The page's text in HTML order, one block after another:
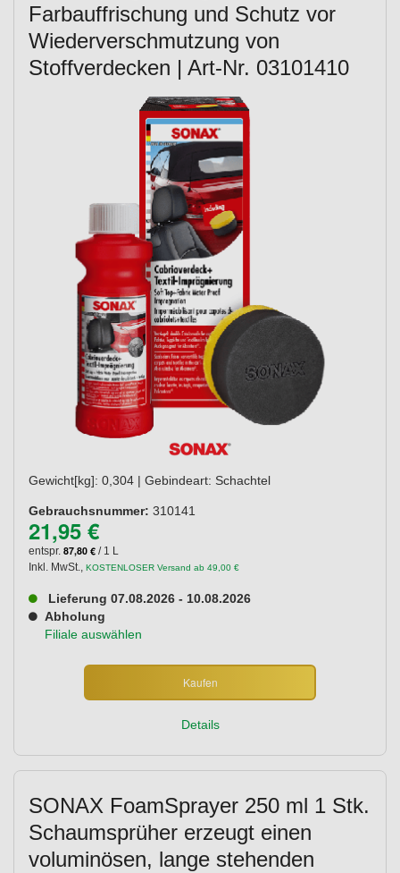
Farbauffrischung und Schutz vor
Wiederverschmutzung von
Stoffverdecken | Art-Nr. 03101410
Gewicht[kg]: 0,304 | Gebindeart: Schachtel
Gebrauchsnummer: 310141
21,95 €
entspr. 87,80 € / 1 L
Inkl. MwSt., KOSTENLOSER Versand ab 49,00 €
Lieferung 07.08.2026 - 10.08.2026
Abholung
Filiale auswählen
Kaufen
Details
SONAX FoamSprayer 250 ml 1 Stk.
Schaumsprüher erzeugt einen
voluminösen, lange stehenden